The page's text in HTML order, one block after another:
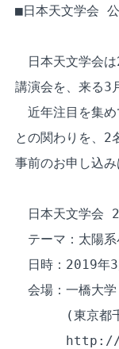
■日本天文学会 公
日本天文学会は
講演会を、来る3
近年注目を集め
との関わりを、2
事前のお申し込
日本天文学会
テーマ：太陽系
日時：2019
会場：一橋大
(東京都千代
http://